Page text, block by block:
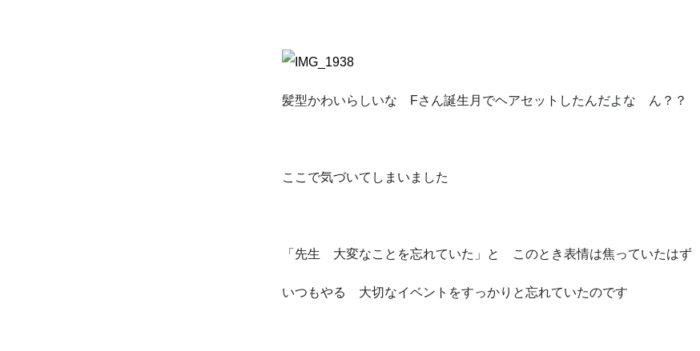
髪型かわいらしいな Fさん誕生月でヘアセットしたんだよな ん？？
ここで気づいてしまいました
「先生 大変なことを忘れていた」と このとき表情は焦っていたは
いつもやる 大切なイベントをすっかりと忘れていたのです